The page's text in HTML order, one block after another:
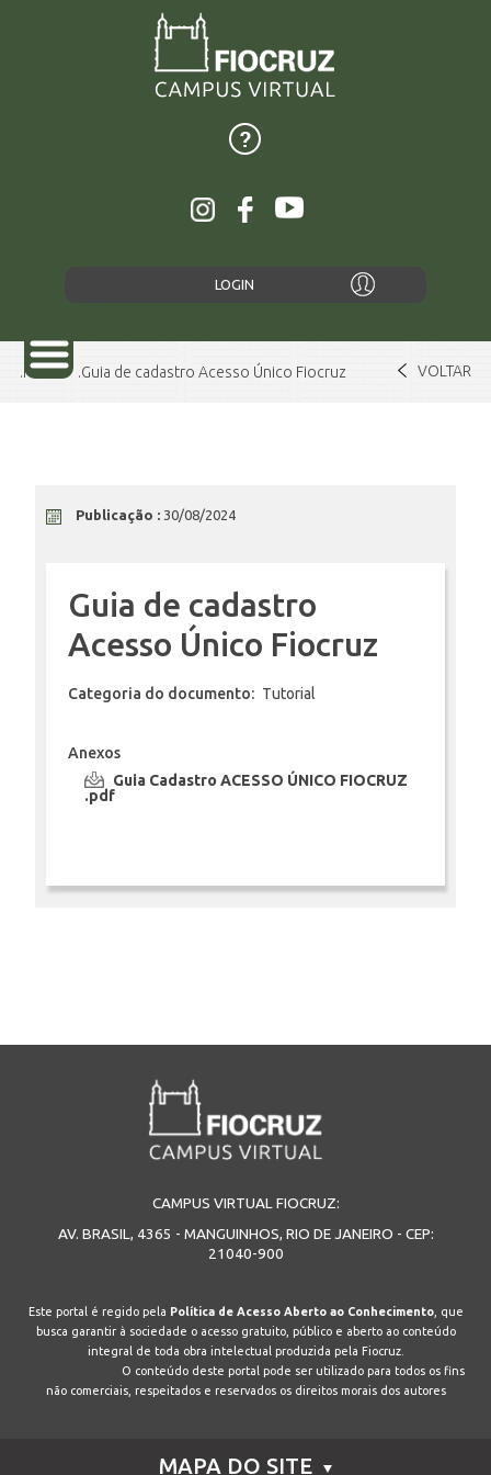
LOGIN
CURSOS
DOCUMENTOS
ALUNOS
Home Guia de cadastro Acesso Único Fiocruz VOLTAR
Publicação : 30/08/2024
Guia de cadastro
Acesso Único Fiocruz
Categoria do documento: Tutorial
Anexos
Guia Cadastro ACESSO ÚNICO FIOCRUZ
.pdf
CAMPUS VIRTUAL FIOCRUZ:
AV. BRASIL, 4365 - MANGUINHOS, RIO DE JANEIRO - CEP:
21040-900
Este portal é regido pela Política de Acesso Aberto ao Conhecimento, que
busca garantir à sociedade o acesso gratuito, público e aberto ao conteúdo
integral de toda obra intelectual produzida pela Fiocruz.
O conteúdo deste portal pode ser utilizado para todos os fins
não comerciais, respeitados e reservados os direitos morais dos autores
MAPA DO SITE